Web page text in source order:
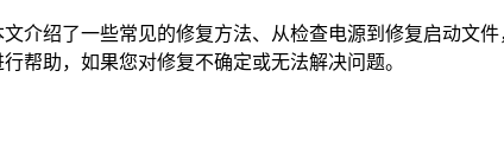
介绍了一些常见的修复方法、从检查电源到修复启动文
帮助，如果您对修复不确定或无法解决问题。